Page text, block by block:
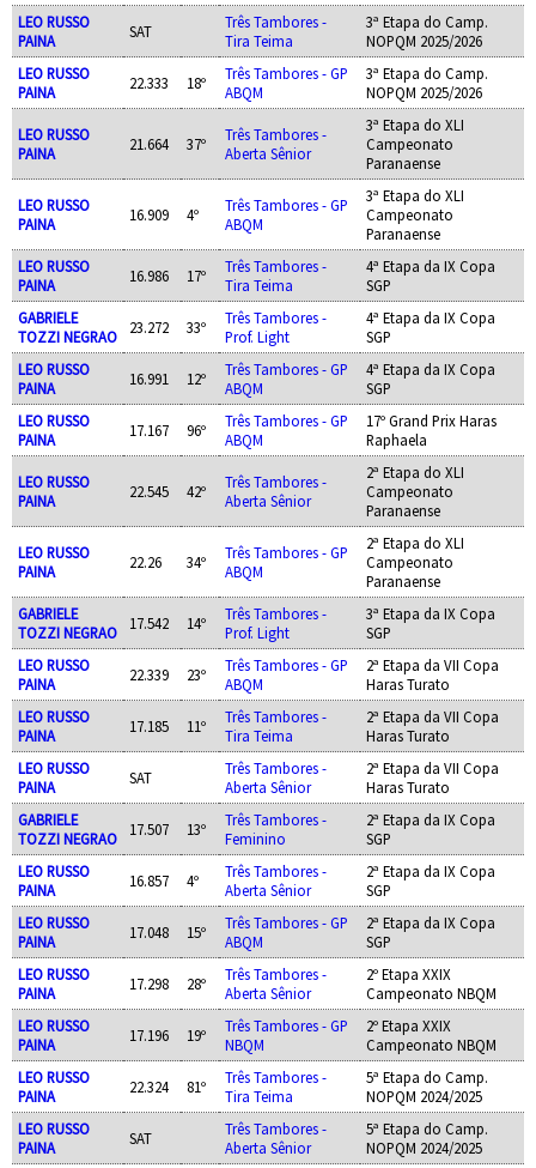
LEO RUSSO
PAINA
SAT
Três Tambores -
Tira Teima
3ª Etapa do Camp.
NOPQM 2025/2026
LEO RUSSO
PAINA
22.333 18º
Três Tambores - GP
ABQM
3ª Etapa do Camp.
NOPQM 2025/2026
LEO RUSSO
PAINA
21.664 37º
Três Tambores -
Aberta Sênior
3ª Etapa do XLI
Campeonato
Paranaense
LEO RUSSO
PAINA
16.909 4º
Três Tambores - GP
ABQM
3ª Etapa do XLI
Campeonato
Paranaense
LEO RUSSO
PAINA
16.986 17º
Três Tambores -
Tira Teima
4ª Etapa da IX Copa
SGP
GABRIELE
TOZZI NEGRAO
23.272 33º
Três Tambores -
Prof. Light
4ª Etapa da IX Copa
SGP
LEO RUSSO
PAINA
16.991 12º
Três Tambores - GP
ABQM
4ª Etapa da IX Copa
SGP
LEO RUSSO
PAINA
17.167 96º
Três Tambores - GP
ABQM
17º Grand Prix Haras
Raphaela
LEO RUSSO
PAINA
22.545 42º
Três Tambores -
Aberta Sênior
2ª Etapa do XLI
Campeonato
Paranaense
LEO RUSSO
PAINA
22.26 34º
Três Tambores - GP
ABQM
2ª Etapa do XLI
Campeonato
Paranaense
GABRIELE
TOZZI NEGRAO
17.542 14º
Três Tambores -
Prof. Light
3ª Etapa da IX Copa
SGP
LEO RUSSO
PAINA
22.339 23º
Três Tambores - GP
ABQM
2ª Etapa da VII Copa
Haras Turato
LEO RUSSO
PAINA
17.185 11º
Três Tambores -
Tira Teima
2ª Etapa da VII Copa
Haras Turato
LEO RUSSO
PAINA
SAT
Três Tambores -
Aberta Sênior
2ª Etapa da VII Copa
Haras Turato
GABRIELE
TOZZI NEGRAO
17.507 13º
Três Tambores -
Feminino
2ª Etapa da IX Copa
SGP
LEO RUSSO
PAINA
16.857 4º
Três Tambores -
Aberta Sênior
2ª Etapa da IX Copa
SGP
LEO RUSSO
PAINA
17.048 15º
Três Tambores - GP
ABQM
2ª Etapa da IX Copa
SGP
LEO RUSSO
PAINA
17.298 28º
Três Tambores -
Aberta Sênior
2º Etapa XXIX
Campeonato NBQM
LEO RUSSO
PAINA
17.196 19º
Três Tambores - GP
NBQM
2º Etapa XXIX
Campeonato NBQM
LEO RUSSO
PAINA
22.324 81º
Três Tambores -
Tira Teima
5ª Etapa do Camp.
NOPQM 2024/2025
LEO RUSSO
PAINA
SAT
Três Tambores -
Aberta Sênior
5ª Etapa do Camp.
NOPQM 2024/2025